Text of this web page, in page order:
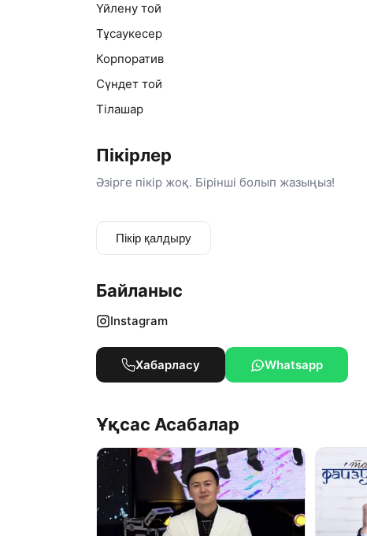
🎤 live emotion
✨ real vibe
🥳 happy guests only
🔥 би • әзіл • энергия
🤍 стильді кештің иесі
🎙️ tonight will be unforgettable ✨
🥂 elegant night
🔥 happy people
Үйлену той
Тұсаукесер
Корпоратив
Сүндет той
Тілашар
Пікірлер
Әзірге пікір жоқ. Бірінші болып жазыңыз!
Пікір қалдыру
Байланыс
Instagram
Хабарласу Whatsapp
Ұқсас Асабалар